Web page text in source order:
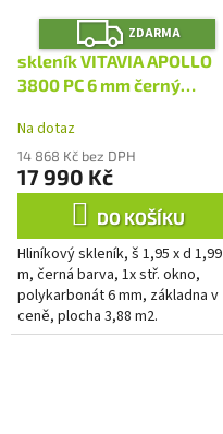
Z
D
A
R
M
A
ZDARMA
skleník VITAVIA APOLLO
3800 PC 6 mm černý
Na dotaz
14 868 Kč bez DPH
17 990 Kč
DO KOŠÍKU
Hliníkový skleník, š 1,95 x d 1,99
m, černá barva, 1x stř. okno,
polykarbonát 6 mm, základna v
ceně, plocha 3,88 m2.